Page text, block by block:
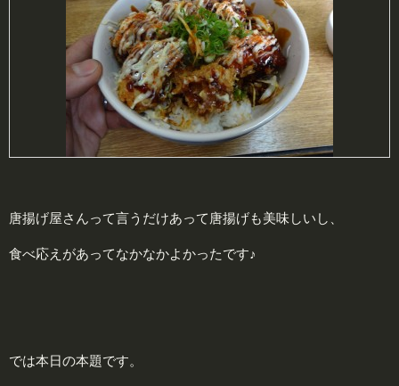
唐揚げ屋さんって言うだけあって唐揚げも美味しいし、
食べ応えがあってなかなかよかったです♪
では本日の本題です。